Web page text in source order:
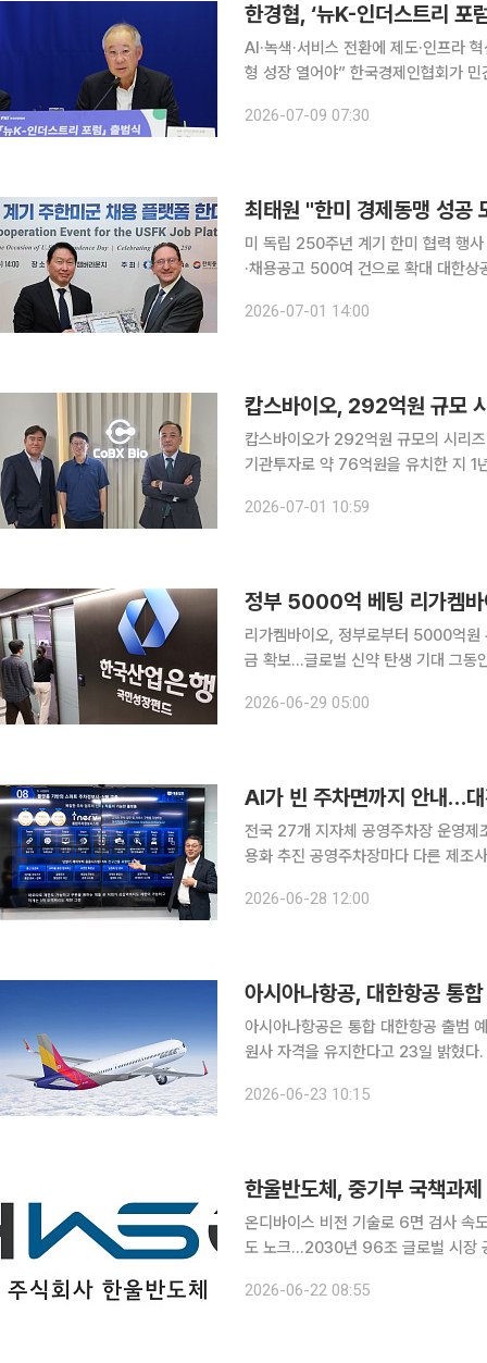
한경협, ‘뉴K-인더스트리 포
AI·녹색·서비스 전환에 제도·인프라
형 성장 열어야” 한국경제인협회가 민간 주도의 미래 산업 전략을 논의하기 위한 ‘뉴K-인더스트리
이다. 한경협은 9일 서울 여의도
2026-07-09 07:30
최태원 "한미 경제동맹 성공
미 독립 250주년 계기 한미 협력 행
·채용공고 500여 건으로 확대 대한상공회의소가 미국 독립 250주년 기념 '프리덤 250(Freedom
고도화에 나섰다. 대한상의는
2026-07-01 14:00
캅스바이오, 292억원 규모
캅스바이오가 292억원 규모의 시리즈B
기관투자로 약 76억원을 유치한 지 1
IBKC 등 직전 라운드에 참여했던 기
2026-07-01 10:59
정부 5000억 베팅 리가켐
리가켐바이오, 정부로부터 5000억원
금 확보…글로벌 신약 탄생 기대 그동안 후보물질을 발굴해 임상 초기 단계에서 글로벌 제약사에 기
기반을 마련했다. 후기 임상은 수천억
2026-06-29 05:00
AI가 빈 주차면까지 안내…
전국 27개 지자체 공영주차장 운영제
용화 추진 공영주차장마다 다른 제조사의 차량번호 인식기, 차단기, 정산기를 하나의 시스템으로 묶
대흥정보는 제조사가 다른 주차 장비
2026-06-28 12:00
아시아나항공, 대한항공 통
아시아나항공은 통합 대한항공 출범
원사 자격을 유지한다고 23일 밝혔다. 아시아나항공은 2003년 스타얼라이언스의 15번째 정규 회
위기 공동 대응 등에 참여하며 글로벌
2026-06-23 10:15
한울반도체, 중기부 국책과
온디바이스 비전 기술로 6면 검사 속
도 노크…2030년 96조 글로벌 시장 공급 협의 확대 한울반도체가 정
확도를 대폭 끌어올려 글로벌 제조사
2026-06-22 08:55